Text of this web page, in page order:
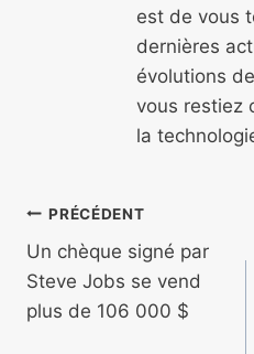
est de vous
dernières
évolutions
vous restiez
la
Navigation
de
l’article
PRÉCÉDENT
Un chèque signé par
Steve Jobs se vend
plus de 106 000 $